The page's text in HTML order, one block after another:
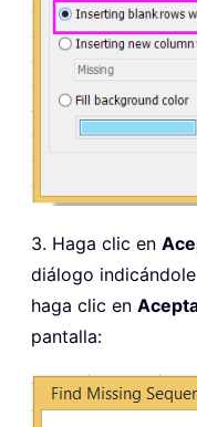
3. Haga clic en
diálogo
haga clic en
pantalla: